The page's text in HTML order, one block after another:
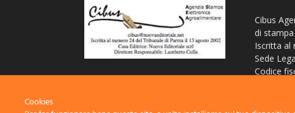
Cibus
di
Iscritta al
Sede
Codice
Cookies